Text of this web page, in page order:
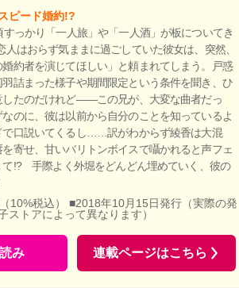
ピード婚約!?
っかり「一人旅」や「一人酒」が板についてき
人はおらず気ままに過ごしていた彼女は、突然、
約者を演じてほしい」と頼まれてしまう。戸惑
詰まった様子や期間限定という条件を聞き、ひ
したのだけれど――この兄が、大変な曲者だっ
のに、彼は以前から自分のことを知っているよ
で口説いてくるし……訳がわからず綾香は大混
寄せ、甘いバリトンボイスで囁かれると声フェ
て!? 手際よく外堀をどんどん埋めていく、彼の
10%税込） ■2018年10月15日発行（実際の発
ストアによって異なります）
み 連載ページはこちら